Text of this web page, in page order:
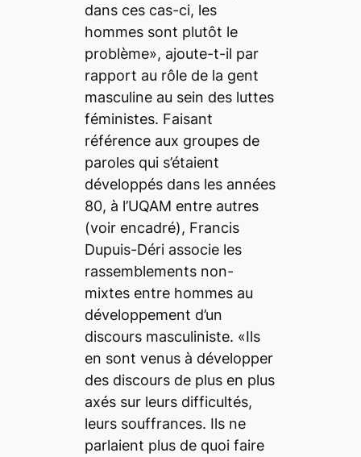
dans ces cas-ci, les
hommes sont plutôt le
problème», ajoute-t-il par
rapport au rôle de la gent
masculine au sein des luttes
féministes. Faisant
référence aux groupes de
paroles qui s’étaient
développés dans les années
80, à l’UQAM entre autres
(voir encadré), Francis
Dupuis-Déri associe les
rassemblements non-
mixtes entre hommes au
développement d’un
discours masculiniste. «Ils
en sont venus à développer
des discours de plus en plus
axés sur leurs difficultés,
leurs souffrances. Ils ne
parlaient plus de quoi faire